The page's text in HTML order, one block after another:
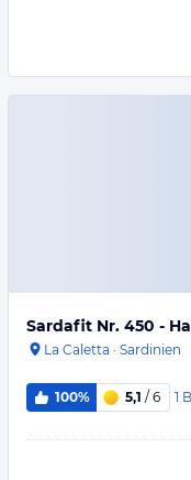
Sardafit Nr. 450 -
La Caletta · Sardinien
100% 5,1 / 6 1